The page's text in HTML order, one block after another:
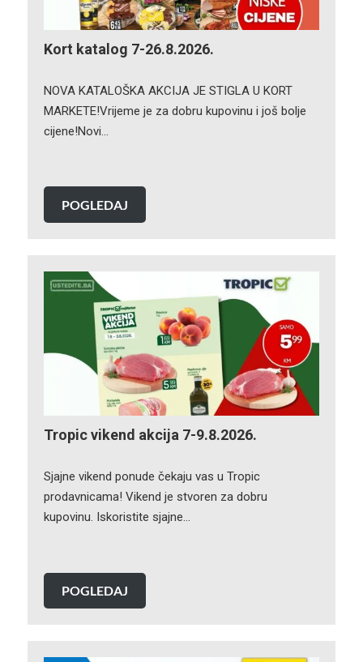
Kort katalog 7-26.8.2026.
NOVA KATALOŠKA AKCIJA JE STIGLA U KORT
MARKETE!Vrijeme je za dobru kupovinu i još bolje
cijene!Novi…
POGLEDAJ
Tropic vikend akcija 7-9.8.2026.
Sjajne vikend ponude čekaju vas u Tropic
prodavnicama! Vikend je stvoren za dobru
kupovinu. Iskoristite sjajne…
POGLEDAJ